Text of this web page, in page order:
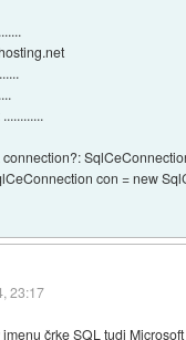
con = new
23:17
črke SQL tudi